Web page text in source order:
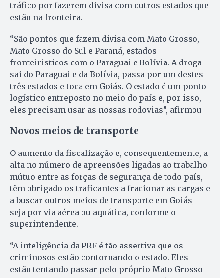
tráfico por fazerem divisa com outros estados que
estão na fronteira.
“São pontos que fazem divisa com Mato Grosso,
Mato Grosso do Sul e Paraná, estados
fronteiristicos com o Paraguai e Bolívia. A droga
sai do Paraguai e da Bolívia, passa por um destes
três estados e toca em Goiás. O estado é um ponto
logístico entreposto no meio do país e, por isso,
eles precisam usar as nossas rodovias”, afirmou
Novos meios de transporte
O aumento da fiscalização e, consequentemente, a
alta no número de apreensões ligadas ao trabalho
mútuo entre as forças de segurança de todo país,
têm obrigado os traficantes a fracionar as cargas e
a buscar outros meios de transporte em Goiás,
seja por via aérea ou aquática, conforme o
superintendente.
“A inteligência da PRF é tão assertiva que os
criminosos estão contornando o estado. Eles
estão tentando passar pelo próprio Mato Grosso